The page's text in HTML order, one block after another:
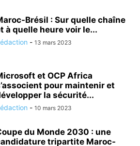
Brésil : Sur quelle chaîne
à quelle heure voir le...
- 13 mars 2023
et OCP Africa
pour maintenir et
la sécurité...
- 10 mars 2023
du Monde 2030 : une
tripartite Maroc-